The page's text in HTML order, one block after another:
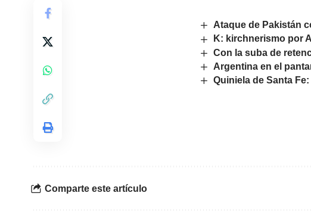
Ataque de Pakistán
K: kirchnerismo por
Con la suba de
Argentina en el
Quiniela de Santa
Comparte este artículo